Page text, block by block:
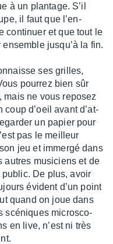
à un plan­tage. S’il
il faut que l’en­
conti­nuer et que tout le
jusqu’à la fin.
ses grilles,
pour­rez bien sûr
mais ne vous repo­sez
coup d’oeil avant d’at­
un papier pour
pas le meilleur
jeu et immergé dans
autres musi­ciens et de
De plus, avoir
évident d’un point
quand on joue dans
scéniques micro­sco­
en live, n’est ni très